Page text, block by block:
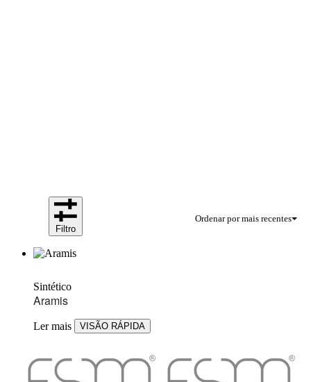
Ordenar por mais recentes
Filtro
Sintético
Aramis
Ler mais VISÃO RÁPIDA